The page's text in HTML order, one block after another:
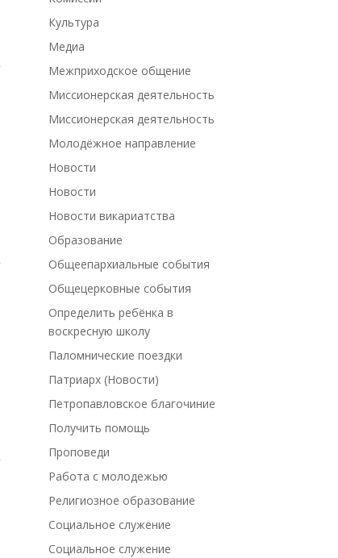
Культура
Медиа
Межприходское общение
Миссионерская деятельность
Миссионерская деятельность
Молодёжное направление
Новости
Новости
Новости викариатства
Образование
Общеепархиальные события
Общецерковные события
Определить ребёнка в
воскресную школу
Паломнические поездки
Патриарх (Новости)
Петропавловское благочиние
Получить помощь
Проповеди
Работа с молодежью
Религиозное образование
Социальное служение
Социальное служение